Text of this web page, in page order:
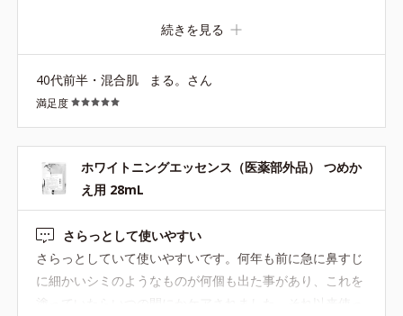
期に別のコスメに走ってしまい使用を止めたらシミが2個
めんなさい。 サラッとしたテクスチャーでポツポツも出来
ず脂質肌の私にはピッタリです 速攻性はないですが、10
年後の肌を考えて若いうちから塗っている事をオススメし
ます。
続きを見る
40代前半・混合肌 まる。さん
満足度
ホワイトニングエッセンス（医薬部外品） つめか
え用 28mL
さらっとして使いやすい
さらっとしていて使いやすいです。何年も前に急に鼻すじ
に細かいシミのようなものが何個も出た事があり、これを
塗っていたらいつの間にかケアされました。それ以来使っ